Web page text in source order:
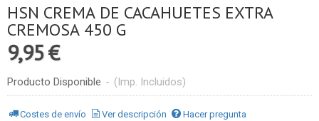
HSN CREMA DE CACAHUETES EXTRA
CREMOSA 450 G
9,95 €
Producto Disponible - (Imp. Incluidos)
Costes de envío Ver descripción Hacer pregunta